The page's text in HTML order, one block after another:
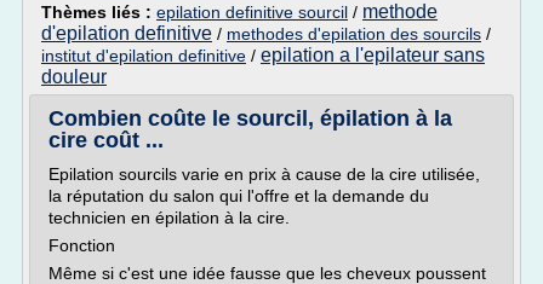
Thèmes liés : epilation definitive sourcil / methode
d'epilation definitive / methodes d'epilation des sourcils /
institut d'epilation definitive / epilation a l'epilateur sans
douleur
Combien coûte le sourcil, épilation à la
cire coût ...
Epilation sourcils varie en prix à cause de la cire utilisée,
la réputation du salon qui l'offre et la demande du
technicien en épilation à la cire.
Fonction
Même si c'est une idée fausse que les cheveux poussent